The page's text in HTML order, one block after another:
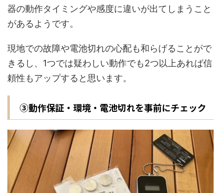
器の動作タイミングや感度に違いが出てしまうこと
があるようです。
現地での故障や電池切れの心配も和らげることがで
きるし、1つでは疑わしい動作でも2つ以上あれば信
頼性もアップすると思います。
③動作保証・環境・電池切れを事前にチェック